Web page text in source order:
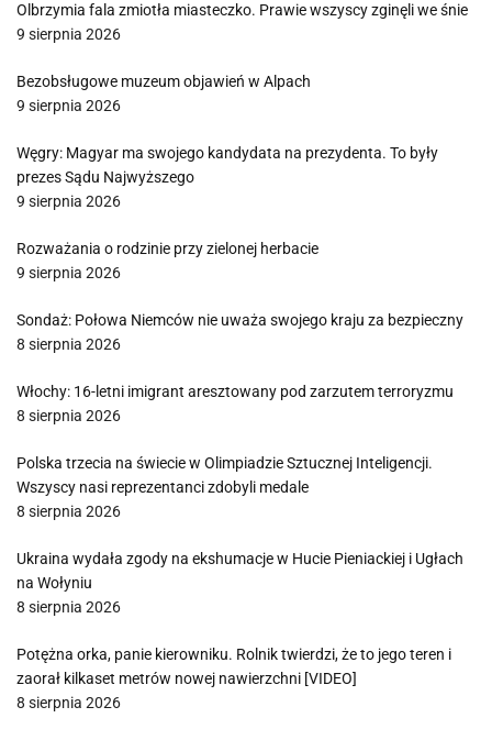
Olbrzymia fala zmiotła miasteczko. Prawie wszyscy zginęli we śnie
9 sierpnia 2026
Bezobsługowe muzeum objawień w Alpach
9 sierpnia 2026
Węgry: Magyar ma swojego kandydata na prezydenta. To były
prezes Sądu Najwyższego
9 sierpnia 2026
Rozważania o rodzinie przy zielonej herbacie
9 sierpnia 2026
Sondaż: Połowa Niemców nie uważa swojego kraju za bezpieczny
8 sierpnia 2026
Włochy: 16-letni imigrant aresztowany pod zarzutem terroryzmu
8 sierpnia 2026
Polska trzecia na świecie w Olimpiadzie Sztucznej Inteligencji.
Wszyscy nasi reprezentanci zdobyli medale
8 sierpnia 2026
Ukraina wydała zgody na ekshumacje w Hucie Pieniackiej i Ugłach
na Wołyniu
8 sierpnia 2026
Potężna orka, panie kierowniku. Rolnik twierdzi, że to jego teren i
zaorał kilkaset metrów nowej nawierzchni [VIDEO]
8 sierpnia 2026